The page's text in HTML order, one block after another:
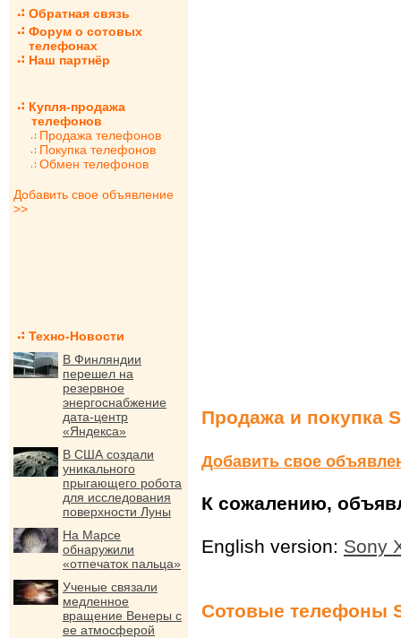
Обратная связь
Форум о сотовых
телефонах
Наш партнёр
Купля-продажа
телефонов
Продажа телефонов
Покупка телефонов
Обмен телефонов
Добавить свое объявление
>>
Техно-Новости
В Финляндии
перешел на
резервное
энергоснабжение
дата-центр
«Яндекса»
В США создали
уникального
прыгающего робота
для исследования
поверхности Луны
На Марсе
обнаружили
«отпечаток пальца»
Ученые связали
медленное
вращение Венеры с
ее атмосферой
Продажа и покупка
Добавить свое
К сожалению,
English version: Sony
Сотовые телефоны